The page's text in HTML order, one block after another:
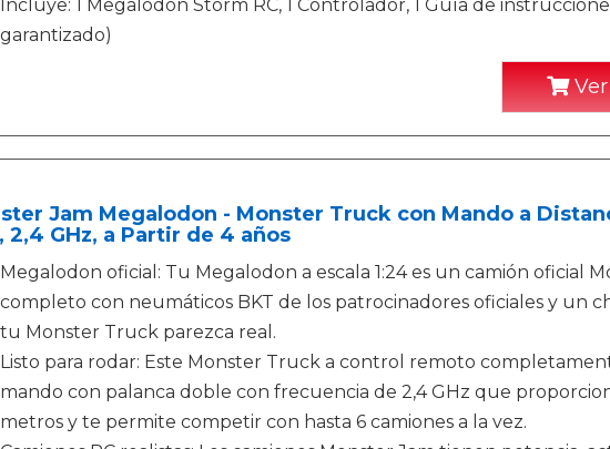
Incluye: 1 Megalodon Storm RC, 1 Controlador, 1 Guía de
garantizado)
Ver
Jam Megalodon - Monster Truck con Mando a
2,4 GHz, a Partir de 4 años
Megalodon oficial: Tu Megalodon a escala 1:24 es un camión oficial
completo con neumáticos BKT de los patrocinadores oficiales y un
tu Monster Truck parezca real.
Listo para rodar: Este Monster Truck a control remoto
mando con palanca doble con frecuencia de 2,4 GHz que
metros y te permite competir con hasta 6 camiones a la vez.